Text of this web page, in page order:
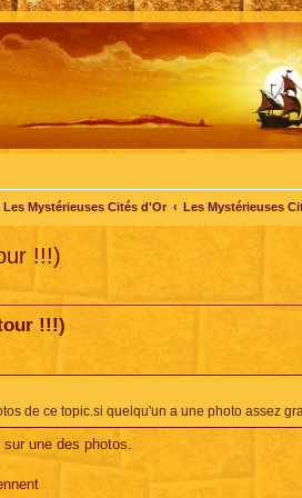
Les Mystérieuses Cités d'Or Les Mystérieuses
!!!)
!!!)
de ce topic.si quelqu'un a une photo assez
une des photos.